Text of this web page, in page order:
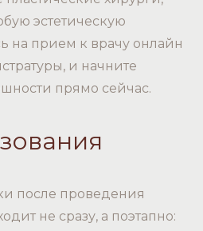
эстетическую
на прием к врачу онлайн
и начните
прямо сейчас.
после проведения
не сразу, а поэтапно: